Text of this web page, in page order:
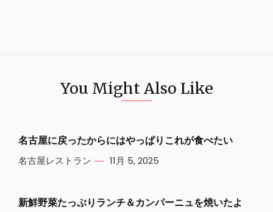
You Might Also Like
名古屋に戻ったからにはやっぱりこれが食べたい
名古屋レストラン 11月 5, 2025
新鮮野菜たっぷりランチ＆カンパーニュを焼いたよ